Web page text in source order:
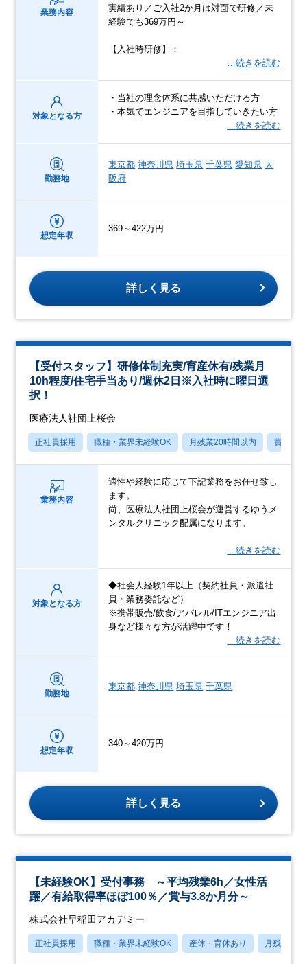
業務内容
実績あり／ご入社2か月は対面で研修／未
経験でも369万円～
【入社時研修】：
…続きを読む
対象となる方
・当社の理念体系に共感いただける方
・本気でエンジニアを目指していきたい方
…続きを読む
勤務地
東京都 神奈川県 埼玉県 千葉県 愛知県 大
阪府
想定年収
369～422万円
詳しく見る
【受付スタッフ】研修体制充実/育産休有/残業月
10h程度/住宅手当あり/週休2日※入社時に曜日選
択！
医療法人社団上桜会
正社員採用 職種・業界未経験OK 月残業20時間以内 賞与あり
業務内容
適性や経験に応じて下記業務をお任せ致し
ます。
尚、医療法人社団上桜会が運営するゆうメ
ンタルクリニック配属になります。
…続きを読む
対象となる方
◆社会人経験1年以上（契約社員・派遣社
員・業務委託など）
※携帯販売/飲食/アパレル/ITエンジニア出
身など様々な方が活躍中です！
…続きを読む
勤務地
東京都 神奈川県 埼玉県 千葉県
想定年収
340～420万円
詳しく見る
【未経験OK】受付事務 ～平均残業6h／女性活
躍／有給取得率ほぼ100％／賞与3.8か月分～
株式会社早稲田アカデミー
正社員採用 職種・業界未経験OK 産休・育休あり 月残業20